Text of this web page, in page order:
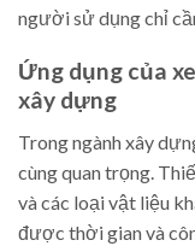
người sử dụng chỉ
Ứng dụng của
xây dựng
Trong ngành xây
cùng quan trọng.
và các loại vật liệu
được thời gian và